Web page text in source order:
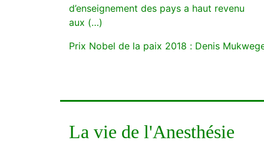
d’enseignement des pays a haut revenu
aux (…)
Prix Nobel de la paix 2018 : Denis
La vie de l'Anesthésie